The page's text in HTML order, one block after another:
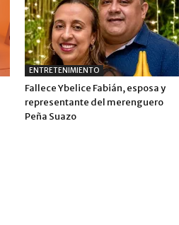
ENTRETENIMIENTO
Fallece Ybelice Fabián, esposa y
representante del merenguero
Peña Suazo